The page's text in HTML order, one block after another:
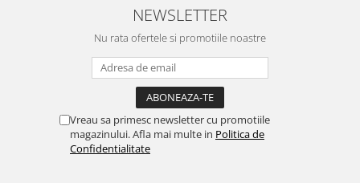
NEWSLETTER
Nu rata ofertele si promotiile noastre
Vreau sa primesc newsletter cu promotiile
magazinului. Afla mai multe in Politica de
Confidentialitate